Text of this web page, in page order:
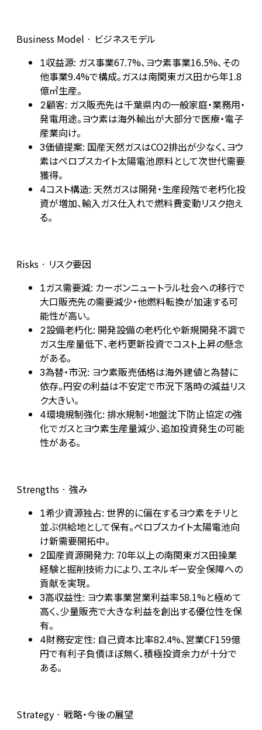
Business Model · ビジネスモデル
1収益源: ガス事業67.7%、ヨウ素事業16.5%、その
他事業9.4%で構成。ガスは南関東ガス田から年1.8
億㎥生産。
2顧客: ガス販売先は千葉県内の一般家庭・業務用・
発電用途。ヨウ素は海外輸出が大部分で医療・電子
産業向け。
3価値提案: 国産天然ガスはCO2排出が少なく、ヨウ
素はペロブスカイト太陽電池原料として次世代需要
獲得。
4コスト構造: 天然ガスは開発・生産段階で老朽化投
資が増加、輸入ガス仕入れで燃料費変動リスク抱え
る。
Risks · リスク要因
1ガス需要減: カーボンニュートラル社会への移行で
大口販売先の需要減少・他燃料転換が加速する可
能性が高い。
2設備老朽化: 開発設備の老朽化や新規開発不調で
ガス生産量低下、老朽更新投資でコスト上昇の懸念
がある。
3為替・市況: ヨウ素販売価格は海外建値と為替に
依存。円安の利益は不安定で市況下落時の減益リス
ク大きい。
4環境規制強化: 排水規制・地盤沈下防止協定の強
化でガスとヨウ素生産量減少、追加投資発生の可能
性がある。
Strengths · 強み
1希少資源独占: 世界的に偏在するヨウ素をチリと
並ぶ供給地として保有。ペロブスカイト太陽電池向
け新需要開拓中。
2国産資源開発力: 70年以上の南関東ガス田操業
経験と掘削技術力により、エネルギー安全保障への
貢献を実現。
3高収益性: ヨウ素事業営業利益率58.1%と極めて
高く、少量販売で大きな利益を創出する優位性を保
有。
4財務安定性: 自己資本比率82.4%、営業CF159億
円で有利子負債ほぼ無く、積極投資余力が十分で
ある。
Strategy · 戦略・今後の展望